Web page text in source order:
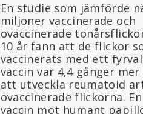
En studie som jämförde
miljoner vaccinerade och
ovaccinerade
10 år fann att de flickor
vaccinerats med ett
vaccin var 4,4 gånger mer
att utveckla reumatoid
ovaccinerade flickorna.
vaccin mot humant